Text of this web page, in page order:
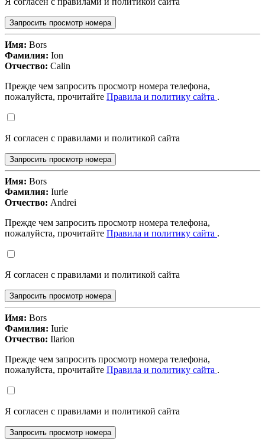
Запросить просмотр номера
Имя: Bors
Фамилия: Ion
Отчество: Calin
Прежде чем запросить просмотр номера телефона,
пожалуйста, прочитайте Правила и политику сайта .
Я согласен с правилами и политикой сайта
Запросить просмотр номера
Имя: Bors
Фамилия: Iurie
Отчество: Andrei
Прежде чем запросить просмотр номера телефона,
пожалуйста, прочитайте Правила и политику сайта .
Я согласен с правилами и политикой сайта
Запросить просмотр номера
Имя: Bors
Фамилия: Iurie
Отчество: Ilarion
Прежде чем запросить просмотр номера телефона,
пожалуйста, прочитайте Правила и политику сайта .
Я согласен с правилами и политикой сайта
Запросить просмотр номера